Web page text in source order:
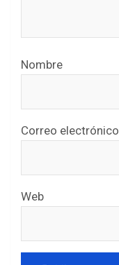
Nombre
Correo electrónico
Web